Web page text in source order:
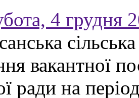
4 грудня
вакантної
ради на